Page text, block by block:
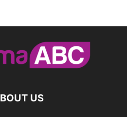
US